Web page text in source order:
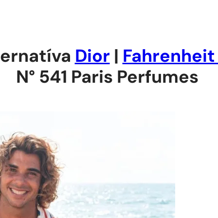
Dior
Fahrenheit
N° 541 Paris Perfumes